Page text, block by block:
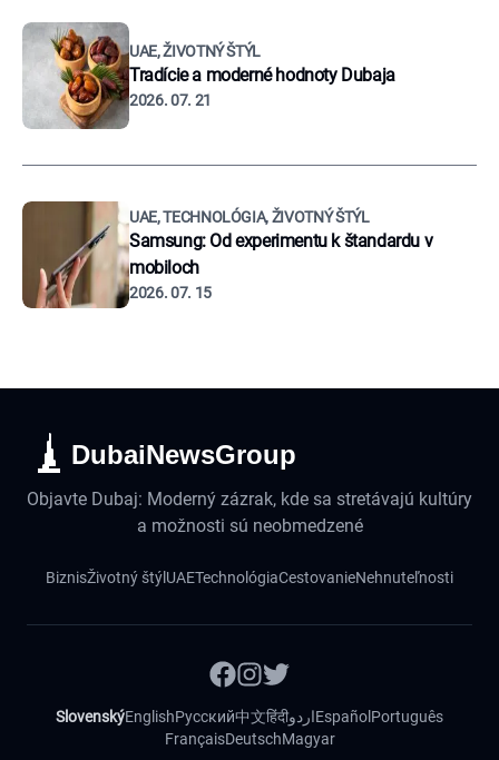
UAE, ŽIVOTNÝ ŠTÝL
Tradície a moderné hodnoty Dubaja
2026. 07. 21
UAE, TECHNOLÓGIA, ŽIVOTNÝ ŠTÝL
Samsung: Od experimentu k štandardu v
mobiloch
2026. 07. 15
DubaiNewsGroup
Objavte Dubaj: Moderný zázrak, kde sa stretávajú kultúry
a možnosti sú neobmedzené
BiznisŽivotný štýl UAETechnológiaCestovanieNehnuteľnosti
SlovenskýEnglishРусский中文हिंदीاردوEspañol Português
FrançaisDeutschMagyar